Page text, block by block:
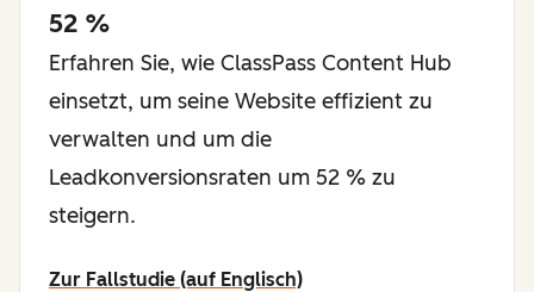
52 %
Erfahren Sie, wie ClassPass Content Hub
einsetzt, um seine Website effizient zu
verwalten und um die
Leadkonversionsraten um 52 % zu
steigern.
Zur Fallstudie (auf Englisch)